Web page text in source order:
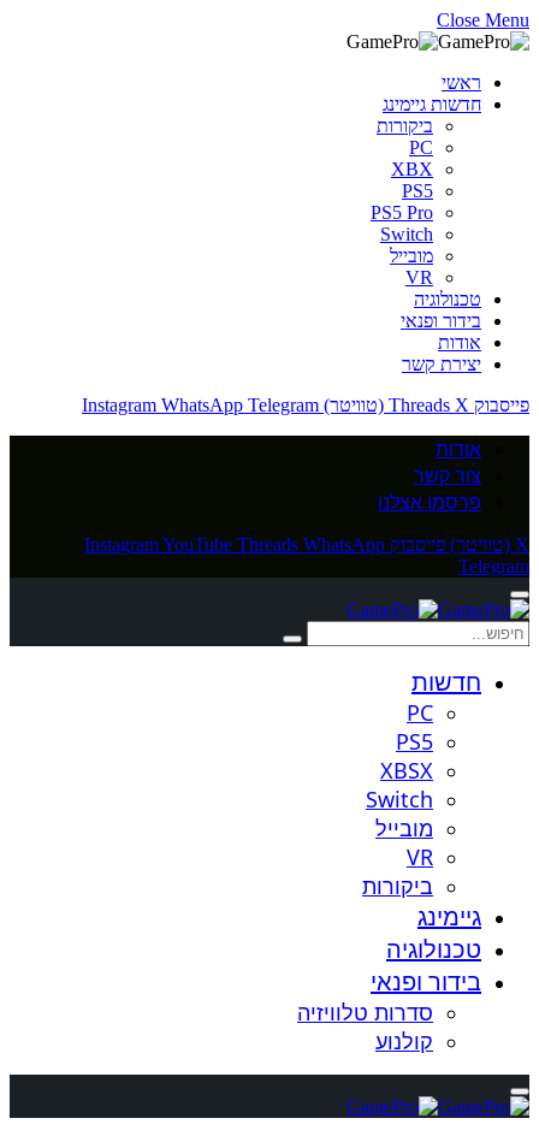
Close Menu
ראשי
חדשות גיימינג
ביקורות
PC
XBX
PS5
PS5 Pro
Switch
מובייל
VR
טכנולוגיה
בידור ופנאי
אודות
יצירת קשר
פייסבוק
Threads X (טוויטר) Instagram WhatsApp Telegram
אודות
צור קשר
פרסמו אצלנו
X (טוויטר) פייסבוק InstagramYouTube Threads WhatsApp
Telegram
חדשות
PC
PS5
XBSX
Switch
מובייל
VR
ביקורות
גיימינג
טכנולוגיה
בידור ופנאי
סדרות טלוויזיה
קולנוע